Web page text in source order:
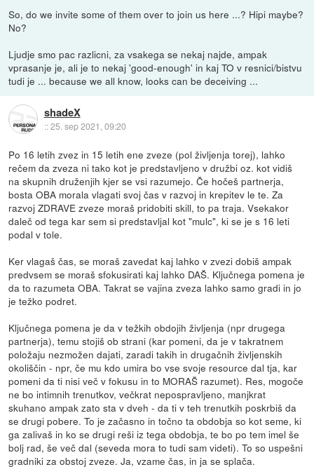
So, do we invite some of them over to join us here ...? Hipi maybe?
No?
Ljudje smo pac razlicni, za vsakega se nekaj najde, ampak
vprasanje je, ali je to nekaj 'good-enough' in kaj TO v resnici/bistvu
tudi je ... because we all know, looks can be deceiving ...
shadeX
::25. sep 2021, 09:20
Po 16 letih zvez in 15 letih ene zveze (pol življenja torej), lahko
rečem da zveza ni tako kot je predstavljeno v družbi oz. kot vidiš
na skupnih druženjih kjer se vsi razumejo. Če hočeš partnerja,
bosta OBA morala vlagati svoj čas v razvoj in krepitev le te. Za
razvoj ZDRAVE zveze moraš pridobiti skill, to pa traja. Vsekakor
daleč od tega kar sem si predstavljal kot "mulc", ki se je s 16 leti
podal v tole.
Ker vlagaš čas, se moraš zavedat kaj lahko v zvezi dobiš ampak
predvsem se moraš sfokusirati kaj lahko DAŠ. Ključnega pomena je
da to razumeta OBA. Takrat se vajina zveza lahko samo gradi in jo
je težko podret.
Ključnega pomena je da v težkih obdojih življenja (npr drugega
partnerja), temu stojiš ob strani (kar pomeni, da je v takratnem
položaju nezmožen dajati, zaradi takih in drugačnih življenskih
okoliščin - npr, če mu kdo umira bo vse svoje resource dal tja, kar
pomeni da ti nisi več v fokusu in to MORAŠ razumet). Res, mogoče
ne bo intimnih trenutkov, večkrat nepospravljeno, manjkrat
skuhano ampak zato sta v dveh - da ti v teh trenutkih poskrbiš da
se drugi pobere. To je začasno in točno ta obdobja so kot seme, ki
ga zalivaš in ko se drugi reši iz tega obdobja, te bo po tem imel še
bolj rad, še več dal (seveda mora to tudi sam videti). To so uspešni
gradniki za obstoj zveze. Ja, vzame čas, in ja se splača.